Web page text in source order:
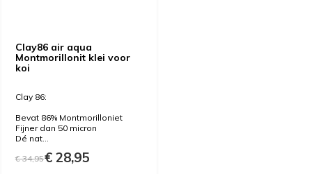
Clay86 air aqua
Montmorillonit klei voor
koi
Clay 86:
Bevat 86% Montmorilloniet
Fijner dan 50 micron
Dé nat...
€ 34,95€ 28,95